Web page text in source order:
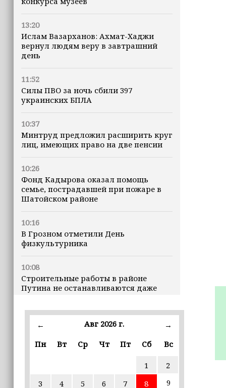
13:20
Ислам Вазарханов: Ахмат-Хаджи
вернул людям веру в завтрашний
день
11:52
Силы ПВО за ночь сбили 397
украинских БПЛА
10:37
Минтруд предложил расширить круг
лиц, имеющих право на две пенсии
10:26
Фонд Кадырова оказал помощь
семье, пострадавшей при пожаре в
Шатойском районе
10:16
В Грозном отметили День
физкультурника
10:08
Строительные работы в районе
Путина не останавливаются даже
марта
В пяти школах столицы обновляют
← Авг 2026 г.
→
Пн
Вт Ср Чт Пт Сб Вс
1
2
3
4 5 6 7 8
9